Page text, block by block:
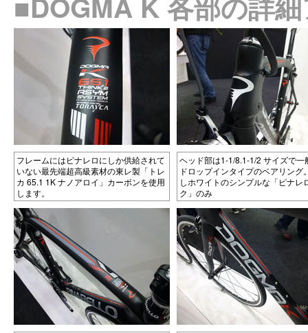
フレームにはピナレロにしか供給されて
いない最先端超高級素材の東レ製「トレ
カ 65.1 1K ナノアロイ」カーボンを使用
します。
ヘッド部は1-1/8.1-1/2 サイズで一
ドロップインタイプのベアリング
しホワイトのシンプルな「ピナレ
ク」のみ